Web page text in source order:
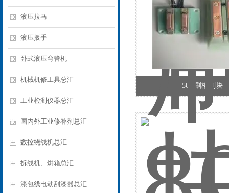
液压拉马
液压扳手
卧式液压弯管机
机械机修工具总汇
工业检测仪器总汇
国内外工业修补剂总汇
数控绕线机总汇
拆线机、烘箱总汇
漆包线电动刮漆器总汇
50A刷板刷块